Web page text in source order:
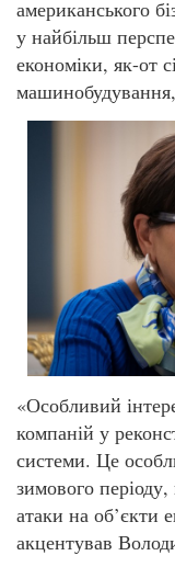
американського
у найбільш
економіки, як-от
«Особливий
компаній у
системи. Це
зимового
атаки на об’єкти
акцентував